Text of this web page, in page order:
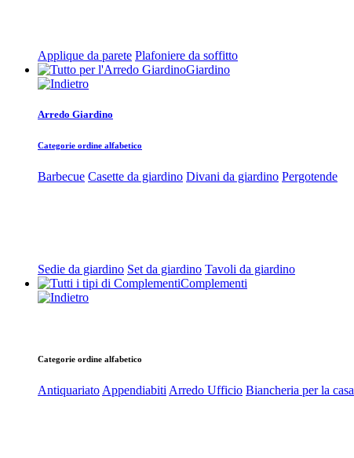
Applique da parete Plafoniere da soffitto
Giardino
Arredo Giardino
Categorie ordine alfabetico
Barbecue Casette da giardino Divani da giardino Pergotende
Sedie da giardino Set da giardino Tavoli da giardino
Complementi
Categorie ordine alfabetico
Antiquariato Appendiabiti Arredo Ufficio Biancheria per la casa